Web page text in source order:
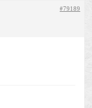
#79189